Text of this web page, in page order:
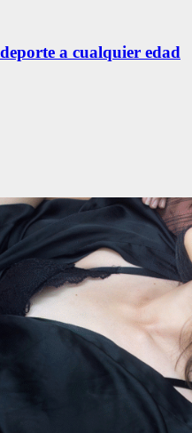
a cualquier edad